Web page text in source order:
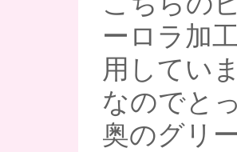
ーロラ加
用してい
なのでと
奥のグリ